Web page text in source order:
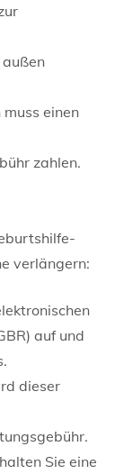
einen
zahlen.
verlängern:
auf und
dieser
Sie eine